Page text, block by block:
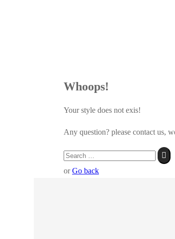
Whoops!
Your style does not exis!
Any question? please contact us,
orGo back